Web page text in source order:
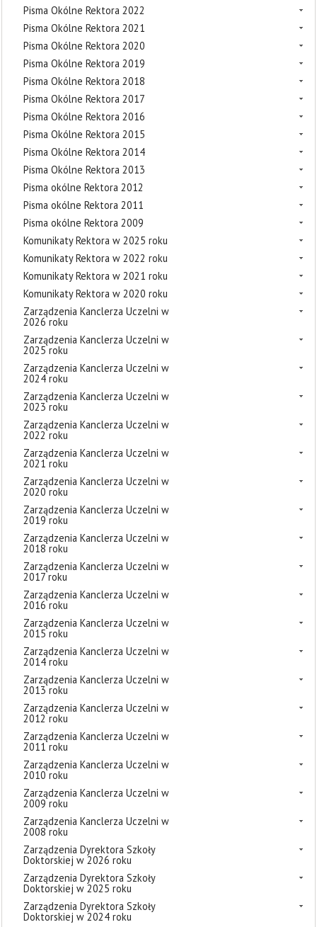
Pisma Okólne Rektora 2022
Pisma Okólne Rektora 2021
Pisma Okólne Rektora 2020
Pisma Okólne Rektora 2019
Pisma Okólne Rektora 2018
Pisma Okólne Rektora 2017
Pisma Okólne Rektora 2016
Pisma Okólne Rektora 2015
Pisma Okólne Rektora 2014
Pisma Okólne Rektora 2013
Pisma okólne Rektora 2012
Pisma okólne Rektora 2011
Pisma okólne Rektora 2009
Komunikaty Rektora w 2025 roku
Komunikaty Rektora w 2022 roku
Komunikaty Rektora w 2021 roku
Komunikaty Rektora w 2020 roku
Zarządzenia Kanclerza Uczelni w
2026 roku
Zarządzenia Kanclerza Uczelni w
2025 roku
Zarządzenia Kanclerza Uczelni w
2024 roku
Zarządzenia Kanclerza Uczelni w
2023 roku
Zarządzenia Kanclerza Uczelni w
2022 roku
Zarządzenia Kanclerza Uczelni w
2021 roku
Zarządzenia Kanclerza Uczelni w
2020 roku
Zarządzenia Kanclerza Uczelni w
2019 roku
Zarządzenia Kanclerza Uczelni w
2018 roku
Zarządzenia Kanclerza Uczelni w
2017 roku
Zarządzenia Kanclerza Uczelni w
2016 roku
Zarządzenia Kanclerza Uczelni w
2015 roku
Zarządzenia Kanclerza Uczelni w
2014 roku
Zarządzenia Kanclerza Uczelni w
2013 roku
Zarządzenia Kanclerza Uczelni w
2012 roku
Zarządzenia Kanclerza Uczelni w
2011 roku
Zarządzenia Kanclerza Uczelni w
2010 roku
Zarządzenia Kanclerza Uczelni w
2009 roku
Zarządzenia Kanclerza Uczelni w
2008 roku
Zarządzenia Dyrektora Szkoły
Doktorskiej w 2026 roku
Zarządzenia Dyrektora Szkoły
Doktorskiej w 2025 roku
Zarządzenia Dyrektora Szkoły
Doktorskiej w 2024 roku